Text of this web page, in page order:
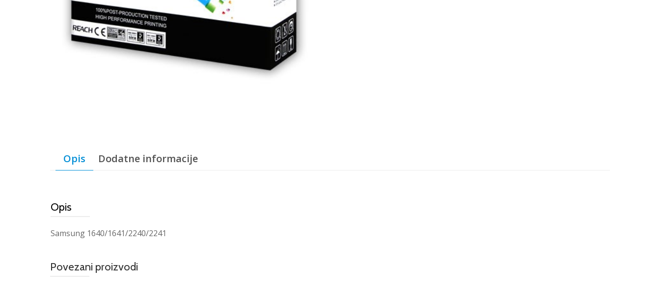
Opis Dodatne informacije
Opis
Samsung 1640/1641/2240/2241
Povezani proizvodi